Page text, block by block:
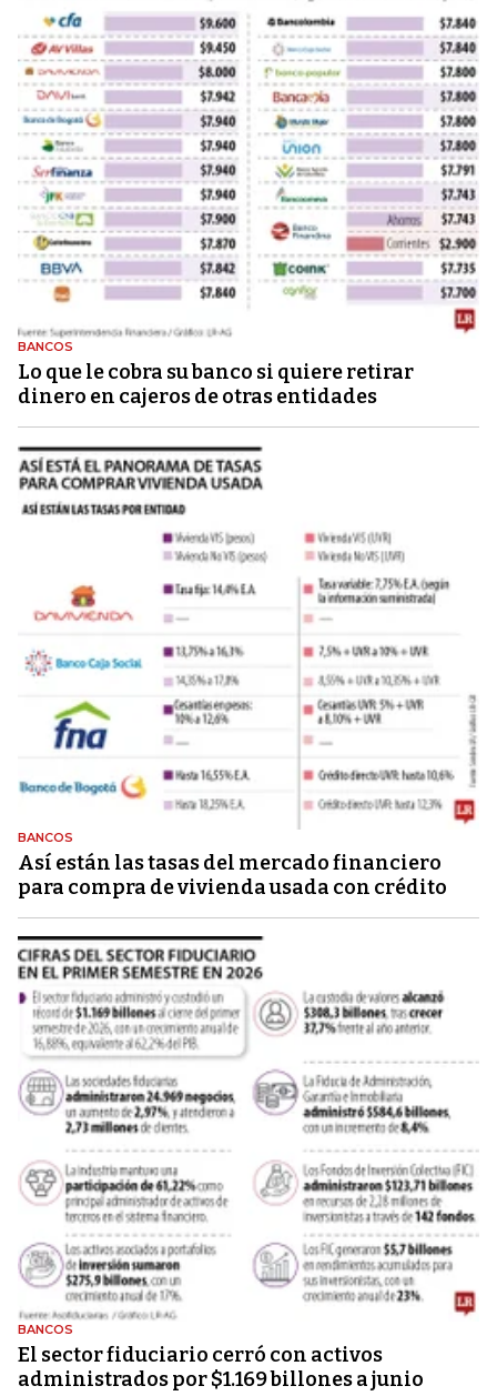
BANCOS
Lo que le cobra su banco si quiere retirar
dinero en cajeros de otras entidades
BANCOS
Así están las tasas del mercado financiero
para compra de vivienda usada con crédito
BANCOS
El sector fiduciario cerró con activos
administrados por $1.169 billones a junio